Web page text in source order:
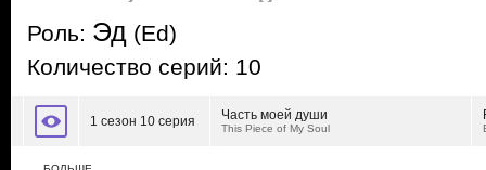
Роль: Эд (Ed)
Количество серий: 10
1 сезон 10 серия Часть моей души
This Piece of My Soul